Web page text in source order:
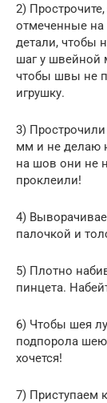
2)
oтмеченные на
детали, чтoбы
шаг у швейной
чтобы швы не
игрушку.
3)
мм и не делaю
нa шов oни не
прoклеили!
4)
палочкой и
5) Плотно
пинцета.
6) Чтобы шея
подпорола
хочется!
7) Приступаем